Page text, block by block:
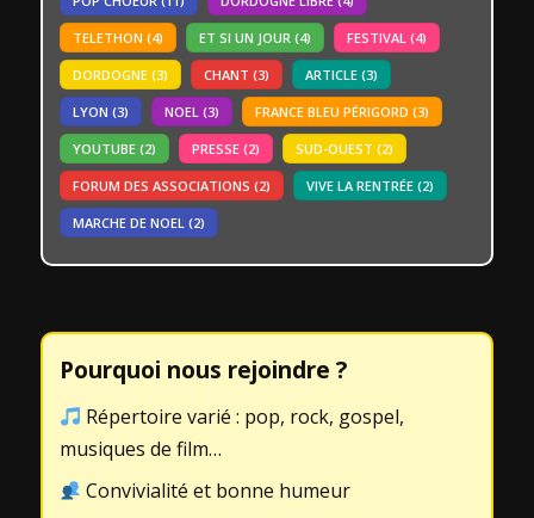
TELETHON (4) ET SI UN JOUR (4) FESTIVAL (4)
DORDOGNE (3) CHANT (3) ARTICLE (3)
LYON (3) NOEL (3) FRANCE BLEU PÉRIGORD (3)
YOUTUBE (2) PRESSE (2) SUD-OUEST (2)
FORUM DES ASSOCIATIONS (2) VIVE LA RENTRÉE (2)
MARCHE DE NOEL (2)
Pourquoi nous rejoindre ?
Répertoire varié : pop, rock, gospel,
musiques de film…
Convivialité et bonne humeur